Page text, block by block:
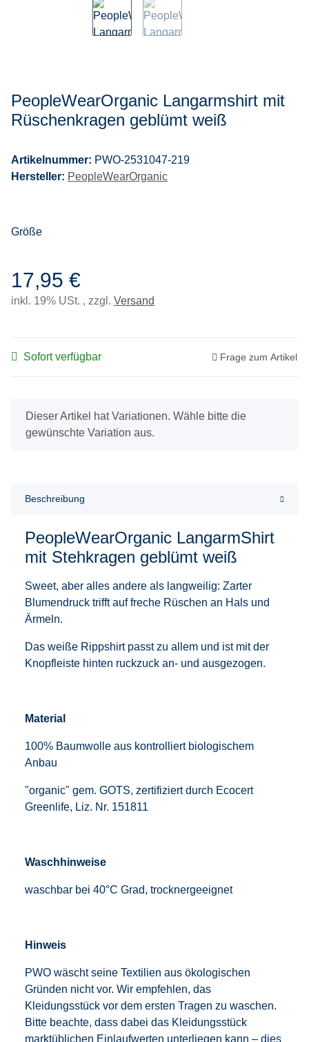
PeopleWearOrganic Langarmshirt mit
Rüschenkragen geblümt weiß
Artikelnummer: PWO-2531047-219
Hersteller: PeopleWearOrganic
Größe
17,95 €
inkl. 19% USt. , zzgl. Versand
Sofort verfügbar Frage zum Artikel
xDieser Artikel hat Variationen. Wähle bitte die
gewünschte Variation aus.
Beschreibung
PeopleWearOrganic LangarmShirt
mit Stehkragen geblümt weiß
Sweet, aber alles andere als langweilig: Zarter
Blumendruck trifft auf freche Rüschen an Hals und
Ärmeln.
Das weiße Rippshirt passt zu allem und ist mit der
Knopfleiste hinten ruckzuck an- und ausgezogen.
Material
100% Baumwolle aus kontrolliert biologischem
Anbau
"organic" gem. GOTS, zertifiziert durch Ecocert
Greenlife, Liz. Nr. 151811
Waschhinweise
waschbar bei 40°C Grad, trocknergeeignet
Hinweis
PWO wäscht seine Textilien aus ökologischen
Gründen nicht vor. Wir empfehlen, das
Kleidungsstück vor dem ersten Tragen zu waschen.
Bitte beachte, dass dabei das Kleidungsstück
marktüblichen Einlaufwerten unterliegen kann – dies